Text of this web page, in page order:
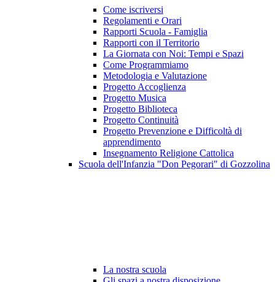
Come iscriversi
Regolamenti e Orari
Rapporti Scuola - Famiglia
Rapporti con il Territorio
La Giornata con Noi: Tempi e Spazi
Come Programmiamo
Metodologia e Valutazione
Progetto Accoglienza
Progetto Musica
Progetto Biblioteca
Progetto Continuità
Progetto Prevenzione e Difficoltà di
apprendimento
Insegnamento Religione Cattolica
Scuola dell'Infanzia "Don Pegorari" di Gozzolina
La nostra scuola